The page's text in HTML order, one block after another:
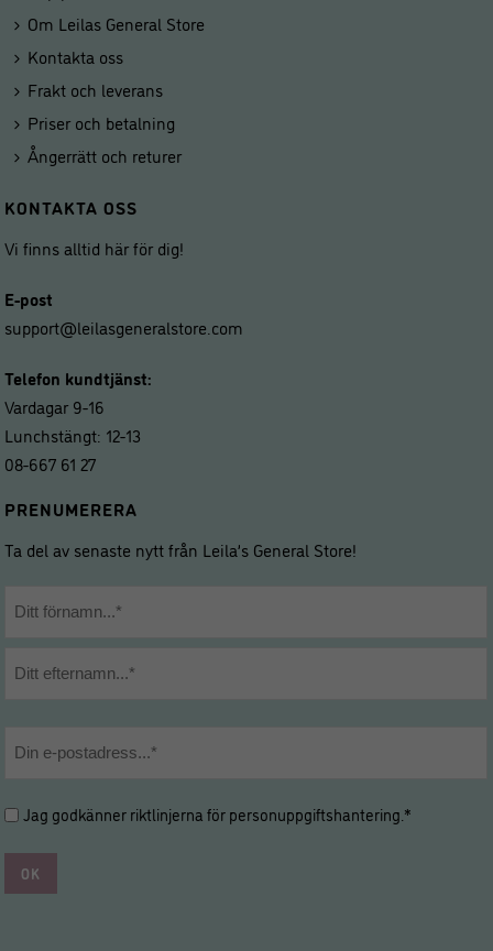
Om Leilas General Store
Kontakta oss
Frakt och leverans
Priser och betalning
Ångerrätt och returer
KONTAKTA OSS
Vi finns alltid här för dig!
E-post
support@leilasgeneralstore.com
Telefon kundtjänst:
Vardagar 9-16
Lunchstängt: 12-13
08-667 61 27
PRENUMERERA
Ta del av senaste nytt från Leila’s General Store!
Hantering
personuppgifter
*
Jag godkänner riktlinjerna förpersonuppgiftshantering .*